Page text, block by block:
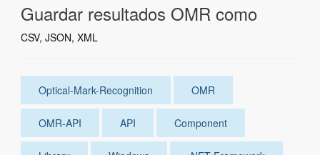
Guardar resultados OMR como
CSV, JSON, XML
Optical-Mark-Recognition OMR
OMR-API API Component